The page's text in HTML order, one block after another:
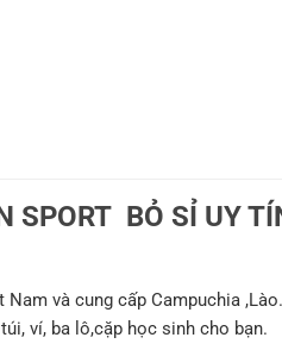
₫.
SPORT BỎ SỈ UY
Nam và cung cấp Campuchia
ví, ba lô,cặp học sinh cho bạn.